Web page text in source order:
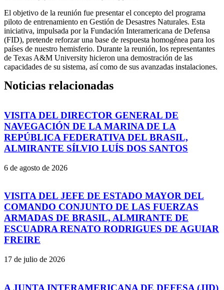
El objetivo de la reunión fue presentar el concepto del programa
piloto de entrenamiento en Gestión de Desastres Naturales. Esta
iniciativa, impulsada por la Fundación Interamericana de Defensa
(FID), pretende reforzar una base de respuesta homogénea para los
países de nuestro hemisferio. Durante la reunión, los representantes
de Texas A&M University hicieron una demostración de las
capacidades de su sistema, así como de sus avanzadas instalaciones.
Noticias relacionadas
VISITA DEL DIRECTOR GENERAL DE
NAVEGACIÓN DE LA MARINA DE LA
REPÚBLICA FEDERATIVA DEL BRASIL,
ALMIRANTE SÍLVIO LUÍS DOS SANTOS
6 de agosto de 2026
VISITA DEL JEFE DE ESTADO MAYOR DEL
COMANDO CONJUNTO DE LAS FUERZAS
ARMADAS DE BRASIL, ALMIRANTE DE
ESCUADRA RENATO RODRIGUES DE AGUIAR
FREIRE
17 de julio de 2026
A JUNTA INTERAMERICANA DE DEFESA (JID)